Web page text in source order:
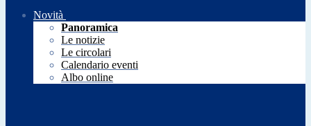
Novità
Panoramica
Le notizie
Le circolari
Calendario eventi
Albo online